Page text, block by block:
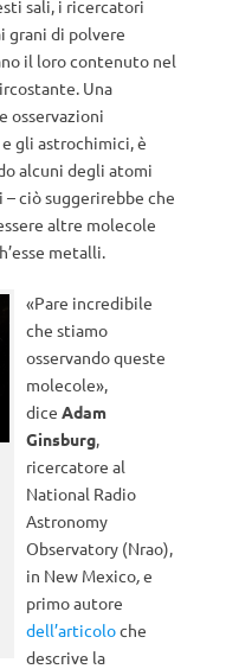
sali, i ricercatori
grani di polvere
il loro contenuto nel
Una
osservazioni
gli astrochimici, è
alcuni degli atomi
ciò suggerirebbe che
altre molecole
metalli.
«Pare incredibile
che stiamo
osservando queste
molecole»,
diceAdam
Ginsburg,
ricercatore al
National Radio
Astronomy
Observatory (Nrao),
in New Mexico,e
primo autore
dell’articoloche
descrive la